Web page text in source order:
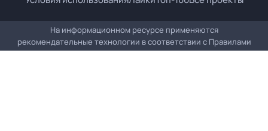
На информационном ресурсе применяются
рекомендательные технологии в соответствии с Правилами